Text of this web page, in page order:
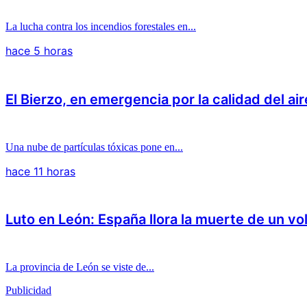
La lucha contra los incendios forestales en...
hace 5 horas
El Bierzo, en emergencia por la calidad del
Una nube de partículas tóxicas pone en...
hace 11 horas
Luto en León: España llora la muerte de un
La provincia de León se viste de...
Publicidad